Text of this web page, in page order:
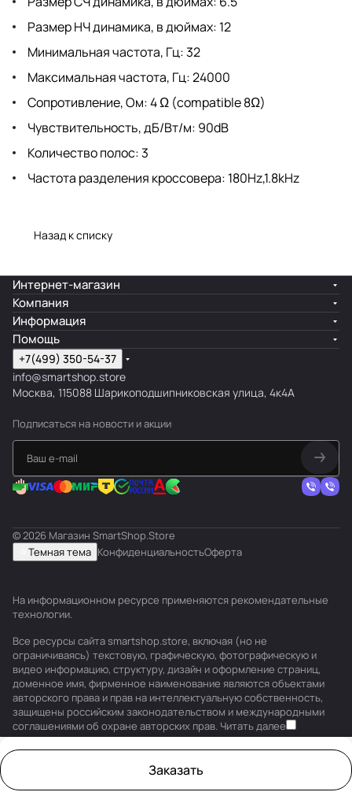
Размер НЧ динамика, в дюймах: 12
Минимальная частота, Гц: 32
Максимальная частота, Гц: 24000
Сопротивление, Ом: 4 Ω (compatible 8Ω)
Чувствительность, дБ/Вт/м: 90dB
Количество полос: 3
Частота разделения кроссовера: 180Hz,1.8kHz
Назад к списку
Заказать
Интернет-магазин
Компания
Информация
Помощь
+7(499) 350-54-37
info@smartshop.store
Москва, 115088 Шарикоподшипниковская улица, 4к4А
Подписаться на новости и акции
© 2026 Магазин SmartShop.Store
Темная тема КонфиденциальностьОферта
На информационном ресурсе применяются рекомендательные
технологии.
Все ресурсы сайта smartshop.store, включая (но не
ограничиваясь) текстовую, графическую, фотографическую и
видео информацию, структуру, дизайн и оформление страниц,
доменное имя, фирменное наименование являются объектами
авторского права и прав на интеллектуальную собственность,
защищены российским законодательством и международными
соглашениями об охране авторских прав. Читать далее